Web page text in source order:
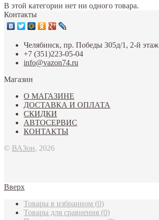
В этой категории нет ни одного товара.
Контакты
Челябинск, пр. Победы 305д/1, 2-й этаж
+7 (351)223-05-04
info@vazon74.ru
Магазин
О МАГАЗИНЕ
ДОСТАВКА И ОПЛАТА
СКИДКИ
АВТОСЕРВИС
КОНТАКТЫ
© ВАЗон, 2026
Вверх
Товары в избранном (0)
Товары для сравнения (0)